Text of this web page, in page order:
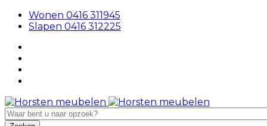
Wonen 0416 311945
Slapen 0416 312225